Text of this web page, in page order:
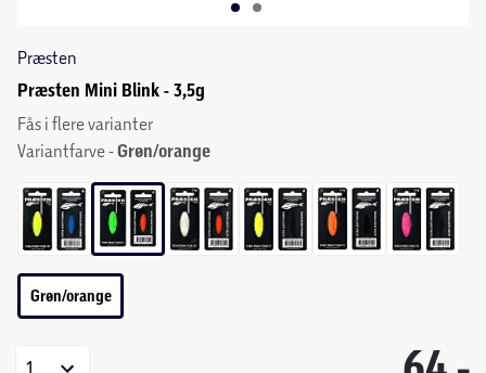
Præsten
Præsten Mini Blink - 3,5g
Fås i flere varianter
Variantfarve -Grøn/orange
Grøn/orange